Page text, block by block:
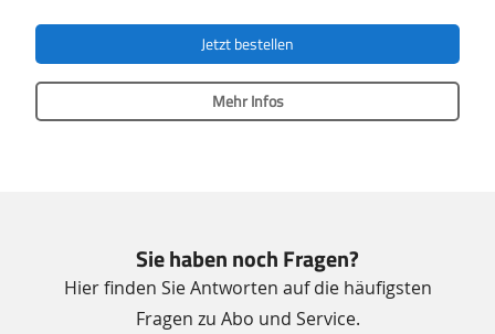
Jetzt bestellen
Mehr Infos
Sie haben noch Fragen?
Hier finden Sie Antworten auf die häufigsten
Fragen zu Abo und Service.